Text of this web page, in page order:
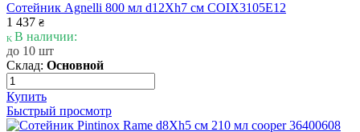
Сотейник Agnelli 800 мл d12Xh7 см COIX3105E12
1 437 ₴
В наличии:
до 10 шт
Склад: Основной
Купить
Быстрый просмотр